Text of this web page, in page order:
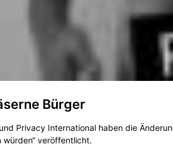
Bürger
Privacy International haben die
veröffentlicht.